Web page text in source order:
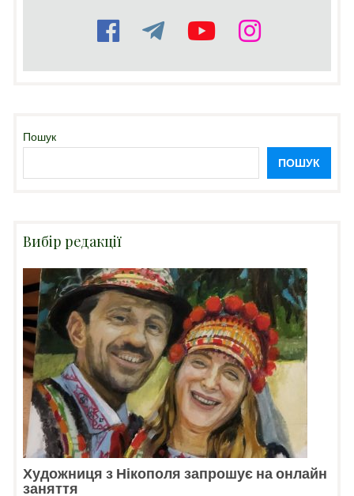
Пошук
ПОШУК
Вибір редакції
Художниця з Нікополя запрошує на онлайн
заняття